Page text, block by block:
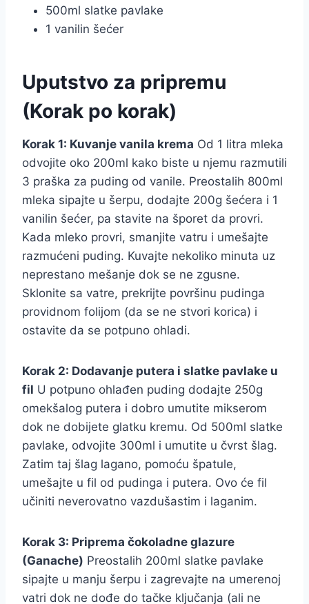
500ml slatke pavlake
1 vanilin šećer
Uputstvo za pripremu
(Korak po korak)
Korak 1: Kuvanje vanila krema Od 1 litra mleka
odvojite oko 200ml kako biste u njemu razmutili
3 praška za puding od vanile. Preostalih 800ml
mleka sipajte u šerpu, dodajte 200g šećera i 1
vanilin šećer, pa stavite na šporet da provri.
Kada mleko provri, smanjite vatru i umešajte
razmućeni puding. Kuvajte nekoliko minuta uz
neprestano mešanje dok se ne zgusne.
Sklonite sa vatre, prekrijte površinu pudinga
providnom folijom (da se ne stvori korica) i
ostavite da se potpuno ohladi.
Korak 2: Dodavanje putera i slatke pavlake u
fil U potpuno ohlađen puding dodajte 250g
omekšalog putera i dobro umutite mikserom
dok ne dobijete glatku kremu. Od 500ml slatke
pavlake, odvojite 300ml i umutite u čvrst šlag.
Zatim taj šlag lagano, pomoću špatule,
umešajte u fil od pudinga i putera. Ovo će fil
učiniti neverovatno vazdušastim i laganim.
Korak 3: Priprema čokoladne glazure
(Ganache) Preostalih 200ml slatke pavlake
sipajte u manju šerpu i zagrevajte na umerenoj
vatri dok ne dođe do tačke ključanja (ali ne